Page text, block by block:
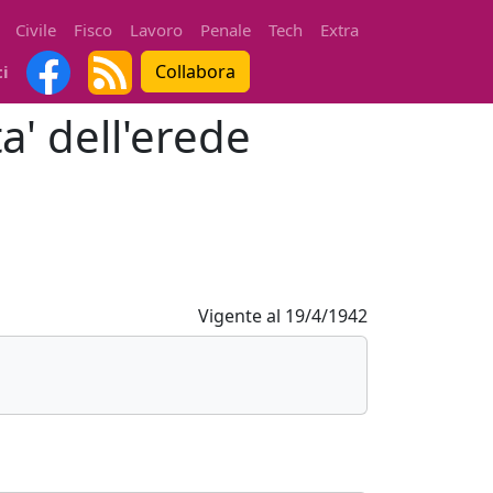
Civile Fisco Lavoro Penale Tech
Extra
Collabora
dell'erede
Vigente al 19/4/1942